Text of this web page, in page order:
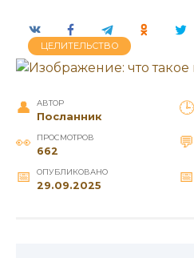
ЦЕЛИТЕЛЬСТВО
АВТОР
Посланник
ПРОСМОТРОВ
662
ОПУБЛИКОВАНО
29.09.2025